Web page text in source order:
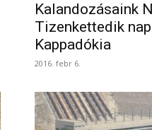
Kalandozásaink
Tizenkettedik
Kappadókia
2016. febr 6.